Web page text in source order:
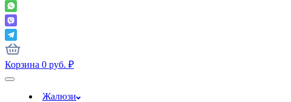
Корзина 0 руб. ₽
Жалюзи